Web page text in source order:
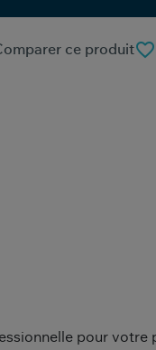
favorite_border
ce produit
pour